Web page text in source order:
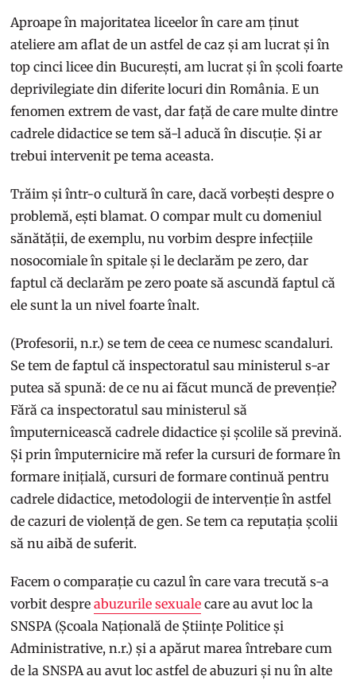
Aproape în majoritatea liceelor în care am ținut
ateliere am aflat de un astfel de caz și am lucrat și în
top cinci licee din București, am lucrat și în școli foarte
deprivilegiate din diferite locuri din România. E un
fenomen extrem de vast, dar față de care multe dintre
cadrele didactice se tem să-l aducă în discuție. Și ar
trebui intervenit pe tema aceasta.
Trăim și într-o cultură în care, dacă vorbești despre o
problemă, ești blamat. O compar mult cu domeniul
sănătății, de exemplu, nu vorbim despre infecțiile
nosocomiale în spitale și le declarăm pe zero, dar
faptul că declarăm pe zero poate să ascundă faptul că
ele sunt la un nivel foarte înalt.
(Profesorii, n.r.) se tem de ceea ce numesc scandaluri.
Se tem de faptul că inspectoratul sau ministerul s-ar
putea să spună: de ce nu ai făcut muncă de prevenție?
Fără ca inspectoratul sau ministerul să
împuternicească cadrele didactice și școlile să prevină.
Și prin împuternicire mă refer la cursuri de formare în
formare inițială, cursuri de formare continuă pentru
cadrele didactice, metodologii de intervenție în astfel
de cazuri de violență de gen. Se tem ca reputația școlii
să nu aibă de suferit.
Facem o comparație cu cazul în care vara trecută s-a
vorbit despreabuzurile sexuale care au avut loc la
SNSPA (Școala Națională de Științe Politice și
Administrative, n.r.) și a apărut marea întrebare cum
de la SNSPA au avut loc astfel de abuzuri și nu în alte